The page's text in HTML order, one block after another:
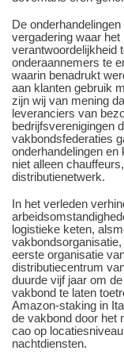
De
vergadering waar
verantwoordelijkheid
onderaannemers te
waarin benadrukt
aan klanten gebruik
zijn wij van mening
leveranciers van
bedrijfsverenigingen
vakbondsfederaties
onderhandelingen en
niet alleen
distributienetwerk.
In het verleden
logistieke keten,
eerste organisatie
distributiecentrum
duurde vijf jaar om
vakbond te laten
Amazon-staking in
de vakbond door het
cao op
nachtdiensten.